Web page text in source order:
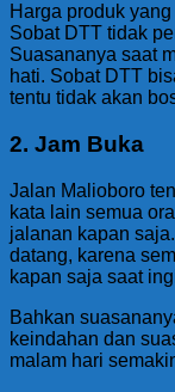
Harga produk
Sobat DTT tidak
Suasananya saat
hati. Sobat DTT
tentu tidak akan
2. Jam Buka
Jalan Malioboro
kata lain semua
jalanan kapan
datang, karena
kapan saja saat
Bahkan
keindahan dan
malam hari